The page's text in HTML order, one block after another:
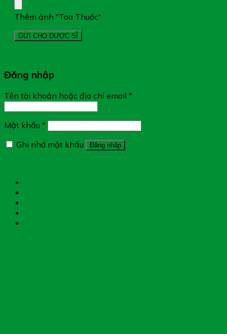
Thêm ảnh "Toa Thuốc"
Đăng nhập
Tên tài khoản hoặc địa chỉ email *
Mật khẩu *
Ghi nhớ mật khẩu
Đăng nhập